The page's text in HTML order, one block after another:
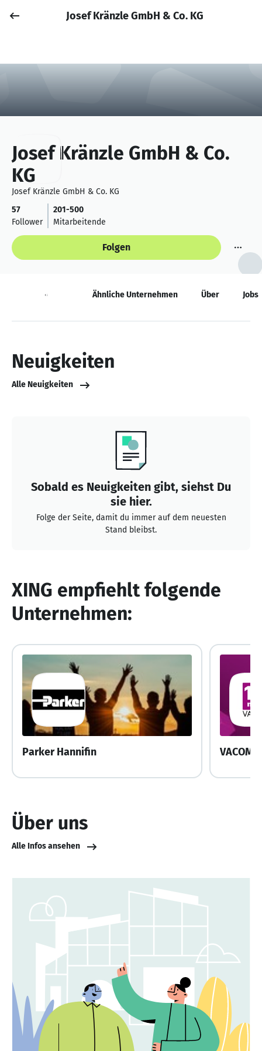
Anmelden
Josef Kränzle GmbH & Co. KG
Josef Kränzle GmbH & Co.
KG
Josef Kränzle GmbH & Co. KG
57
Follower
201-500
Mitarbeitende
Folgen
Neuigkeiten Ähnliche Unternehmen Über Jobs
Neuigkeiten
Alle Neuigkeiten
Sobald es Neuigkeiten gibt, siehst Du
sie hier.
Folge der Seite, damit du immer auf dem neuesten
Stand bleibst.
XING empfiehlt folgende
Unternehmen:
Parker Hannifin VACOM
Über uns
Alle Infos ansehen